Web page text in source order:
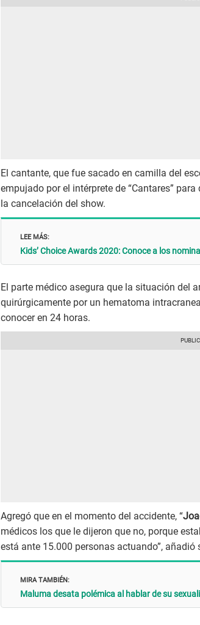
El cantante, que fue sacado en camilla del
empujado por el intérprete de “Cantares”
la cancelación del show.
LEE MÁS:
Kids’ Choice Awards 2020: Conoce a los
El parte médico asegura que la situación del
quirúrgicamente por un hematoma
conocer en 24 horas.
Agregó que en el momento del accidente, “
médicos los que le dijeron que no, porque
está ante 15.000 personas actuando”, añadió
MIRA TAMBIÉN:
Maluma desata polémica al hablar de su